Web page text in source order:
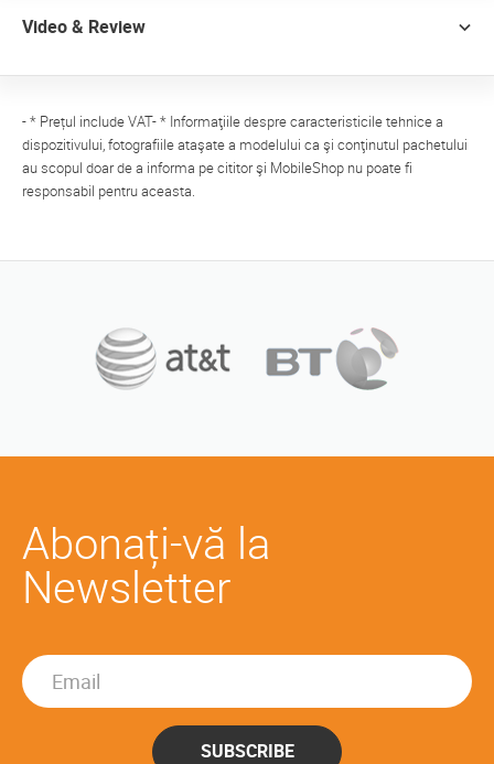
Video & Review
- * Prețul include VAT- * Informaţiile despre caracteristicile tehnice a
dispozitivului, fotografiile ataşate a modelului ca şi conţinutul pachetului
au scopul doar de a informa pe cititor şi MobileShop nu poate fi
responsabil pentru aceasta.
Abonați-vă la
Newsletter
SUBSCRIBE